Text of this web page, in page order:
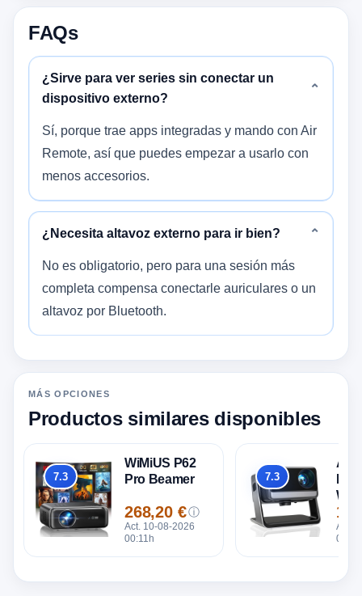
FAQs
¿Sirve para ver series sin conectar un
dispositivo externo?
⌄
Sí, porque trae apps integradas y mando con Air
Remote, así que puedes empezar a usarlo con
menos accesorios.
¿Necesita altavoz externo para ir bien? ⌄
No es obligatorio, pero para una sesión más
completa compensa conectarle auriculares o un
altavoz por Bluetooth.
MÁS OPCIONES
Productos similares disponibles
Global
7.3
WiMiUS P62
Pro Beamer
Precio
268,20 € ⓘ
Act. 10-08-2026
00:11h
Global
7.3
WIFI
Act.